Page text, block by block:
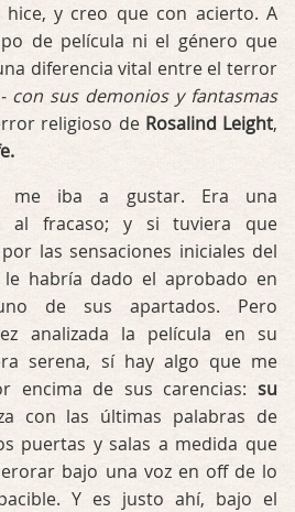
y creo que con acierto. A
de película ni el género que
diferencia vital entre el terror
- con sus demonios y fantasmas
religioso de Rosalind Leight,
me iba a gustar. Era una
al fracaso; y si tuviera que
las sensaciones iniciales del
habría dado el aprobado en
de sus apartados. Pero
analizada la película en su
serena, sí hay algo que me
encima de sus carencias: su
con las últimas palabras de
puertas y salas a medida que
bajo una voz en off de lo
Y es justo ahí, bajo el